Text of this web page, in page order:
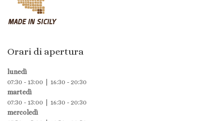
Orari di apertura
lunedì
07:30 - 13:00 | 16:30 - 20:30
martedì
07:30 - 13:00 | 16:30 - 20:30
mercoledì